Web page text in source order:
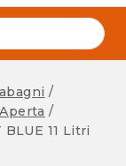
/
/
BLUE 11 Litri